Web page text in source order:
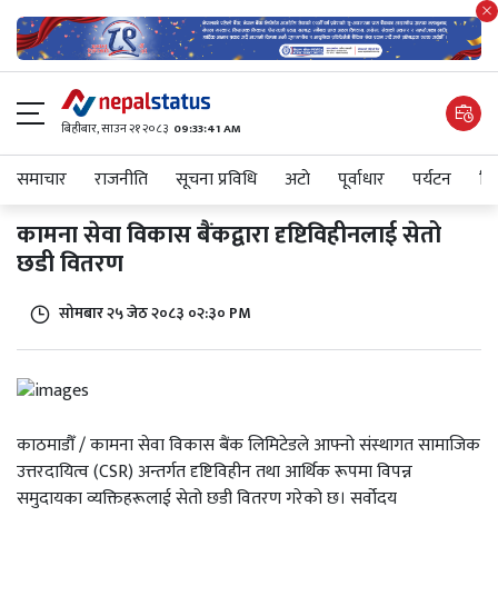
बिहीबार, साउन २१ २०८३ 09:33:41 AM
समाचार राजनीति सूचना प्रविधि अटाे पूर्वाधार पर्यटन
कामना सेवा विकास बैंकद्वारा दृष्टिविहीनलाई सेतो
छडी वितरण
सोमबार २५ जेठ २०८३ ०२:३० PM
काठमाडौँ / कामना सेवा विकास बैंक लिमिटेडले आफ्नो संस्थागत सामाजिक
उत्तरदायित्व (CSR) अन्तर्गत दृष्टिविहीन तथा आर्थिक रूपमा विपन्न
समुदायका व्यक्तिहरूलाई सेतो छडी वितरण गरेको छ। सर्वोदय